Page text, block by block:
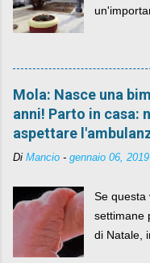
Mola: Nasce una
anni! Parto in casa:
aspettare
Di Mancio - gennaio 06, 2019
Se questa
settimane
di Natale,